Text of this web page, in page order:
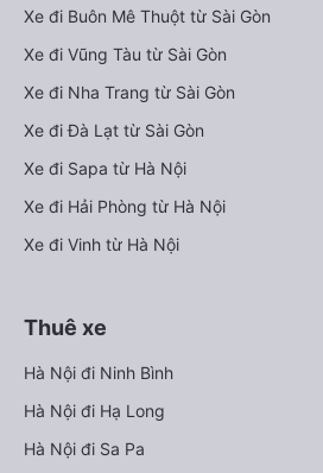
Xe đi Buôn Mê Thuột từ Sài Gòn
Xe đi Vũng Tàu từ Sài Gòn
Xe đi Nha Trang từ Sài Gòn
Xe đi Đà Lạt từ Sài Gòn
Xe đi Sapa từ Hà Nội
Xe đi Hải Phòng từ Hà Nội
Xe đi Vinh từ Hà Nội
Thuê xe
Hà Nội đi Ninh Bình
Hà Nội đi Hạ Long
Hà Nội đi Sa Pa